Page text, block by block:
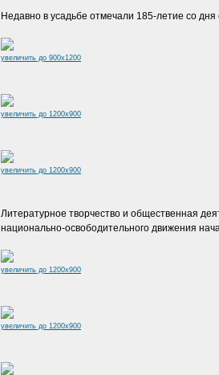
Недавно в усадьбе отмечали 185-летие со
увеличить до 900x1200
увеличить до 1200x900
увеличить до 1200x900
Литературное творчество и общественная
национально-освободительного движения
увеличить до 1200x900
увеличить до 1200x900